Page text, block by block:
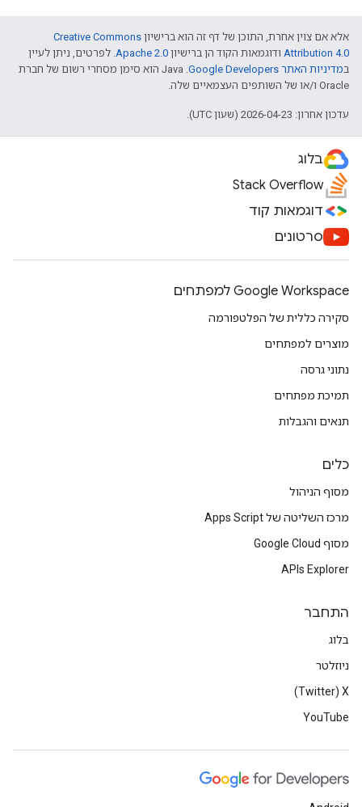
אלא אם צוין אחרת, התוכן של דף זה הוא ברישיון Creative Commons
Attribution 4.0 ודוגמאות הקוד הן ברישיון Apache 2.0. לפרטים, ניתן לעיין
במדיניות האתר Google Developers‏
.‏ Java הוא סימן מסחרי רשום של חברת
Oracle ו/או של השותפים העצמאיים שלה.
עדכון אחרון: 2026-04-23 (שעון UTC).
בלוג
Stack Overflow
דוגמאות קוד
סרטונים
Google Workspace למפתחים
סקירה כללית של הפלטפורמה
מוצרים למפתחים
נתוני גרסה
תמיכת מפתחים
תנאים והגבלות
כלים
מסוף הניהול
מרכז השליטה של Apps Script
מסוף Google Cloud
APIs Explorer
התחבר
בלוג
ניוזלטר
X‏ (Twitter)
YouTube